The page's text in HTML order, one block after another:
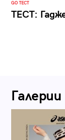
GO ТЕСТ
ТЕСТ:
Галерии